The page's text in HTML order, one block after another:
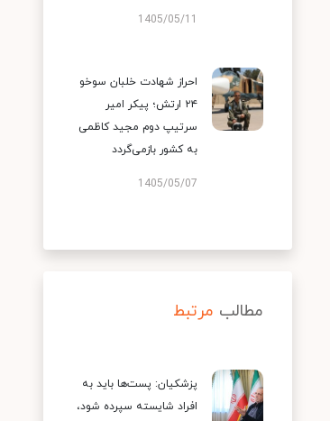
1405/05/11
احراز شهادت خلبان سوخو
۲۴ ارتش؛ پیکر امیر
سرتیپ دوم مجید کاظمی
به کشور بازمی‌گردد
1405/05/07
مطالب مرتبط
پزشکیان: پست‌ها باید به
افراد شایسته سپرده شود،